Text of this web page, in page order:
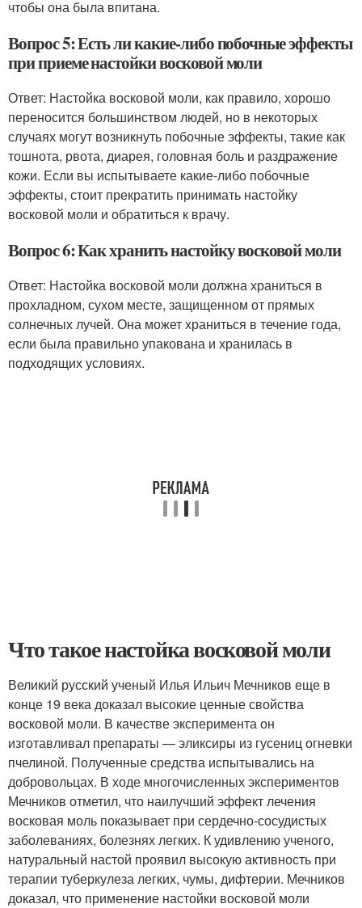
чтобы она была впитана.
Вопрос 5: Есть ли какие-либо побочные эффекты
при приеме настойки восковой моли
Ответ: Настойка восковой моли, как правило, хорошо
переносится большинством людей, но в некоторых
случаях могут возникнуть побочные эффекты, такие как
тошнота, рвота, диарея, головная боль и раздражение
кожи. Если вы испытываете какие-либо побочные
эффекты, стоит прекратить принимать настойку
восковой моли и обратиться к врачу.
Вопрос 6: Как хранить настойку восковой моли
Ответ: Настойка восковой моли должна храниться в
прохладном, сухом месте, защищенном от прямых
солнечных лучей. Она может храниться в течение года,
если была правильно упакована и хранилась в
подходящих условиях.
Что такое настойка восковой моли
Великий русский ученый Илья Ильич Мечников еще в
конце 19 века доказал высокие ценные свойства
восковой моли. В качестве эксперимента он
изготавливал препараты — эликсиры из гусениц огневки
пчелиной. Полученные средства испытывались на
добровольцах. В ходе многочисленных экспериментов
Мечников отметил, что наилучший эффект лечения
восковая моль показывает при сердечно-сосудистых
заболеваниях, болезнях легких. К удивлению ученого,
натуральный настой проявил высокую активность при
терапии туберкулеза легких, чумы, дифтерии. Мечников
доказал, что применение настойки восковой моли